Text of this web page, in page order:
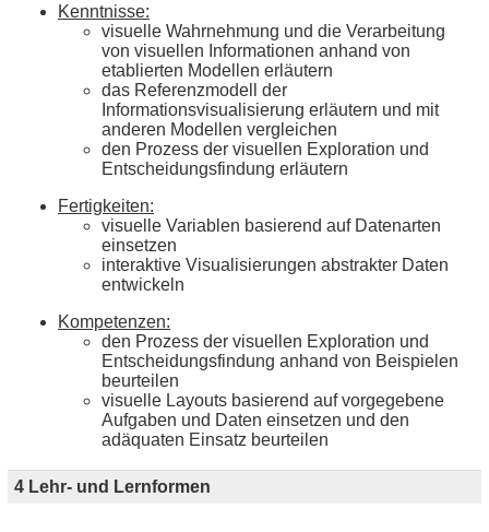
Kenntnisse:
visuelle Wahrnehmung und die Verarbeitung
von visuellen Informationen anhand von
etablierten Modellen erläutern
das Referenzmodell der
Informationsvisualisierung erläutern und mit
anderen Modellen vergleichen
den Prozess der visuellen Exploration und
Entscheidungsfindung erläutern
Fertigkeiten:
visuelle Variablen basierend auf Datenarten
einsetzen
interaktive Visualisierungen abstrakter Daten
entwickeln
Kompetenzen:
den Prozess der visuellen Exploration und
Entscheidungsfindung anhand von Beispielen
beurteilen
visuelle Layouts basierend auf vorgegebene
Aufgaben und Daten einsetzen und den
adäquaten Einsatz beurteilen
4 Lehr- und Lernformen